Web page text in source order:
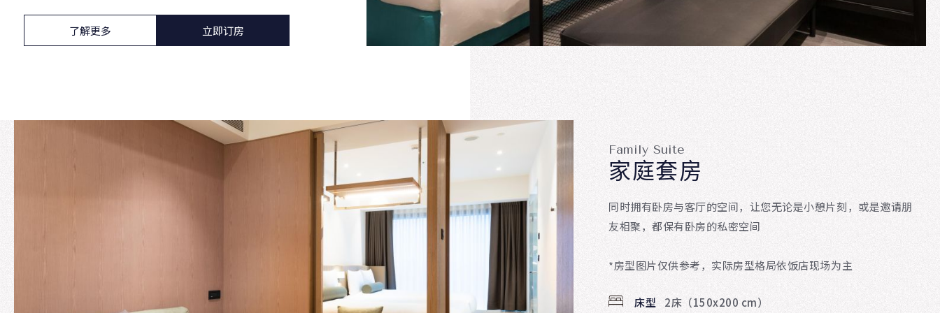
了解更多 立即订房
Family Suite
家庭套房
同时拥有卧房与客厅的空间，让您无论是小憩片刻，或是邀请朋
友相聚，都保有卧房的私密空间
*房型图片仅供参考，实际房型格局依饭店现场为主
床型 2床（150x200 cm）